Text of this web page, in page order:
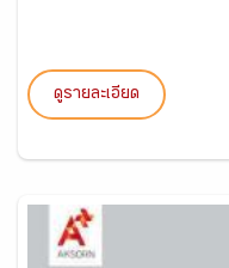
ดูรายละเอียด